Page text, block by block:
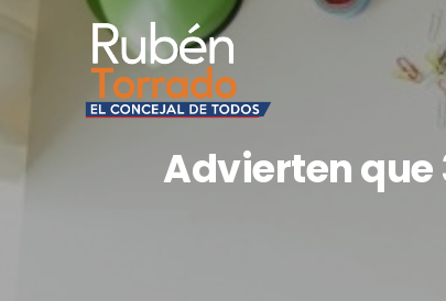
Advierten que